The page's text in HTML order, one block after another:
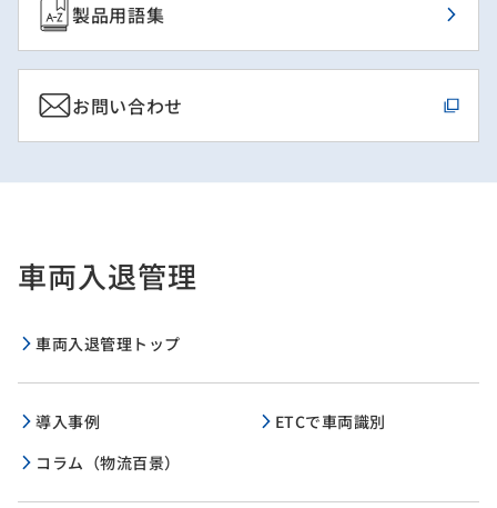
製品用語集
お問い合わせ
車両入退管理
車両入退管理トップ
導入事例
ETCで車両識別
コラム（物流百景）